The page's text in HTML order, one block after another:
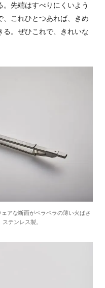
先端はすべりにくいよう
、これひとつあれば、きめ
る。ぜひこれで、きれいな
アな断面がペラペラの薄い火ばさ
テンレス製。